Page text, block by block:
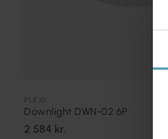
Downlight DWN-02 6P
2 584 kr.